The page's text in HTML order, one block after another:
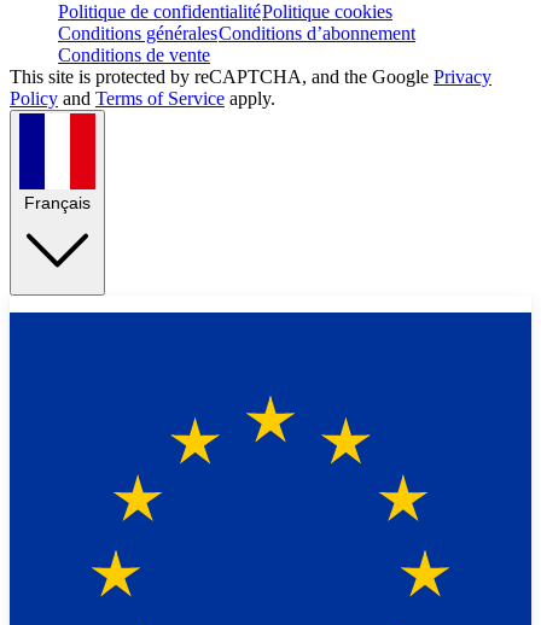
Politique de confidentialitéPolitique cookies
Conditions généralesConditions d’abonnement
Conditions de vente
This site is protected by reCAPTCHA, and the Google Privacy
Policy and Terms of Service apply.
Français